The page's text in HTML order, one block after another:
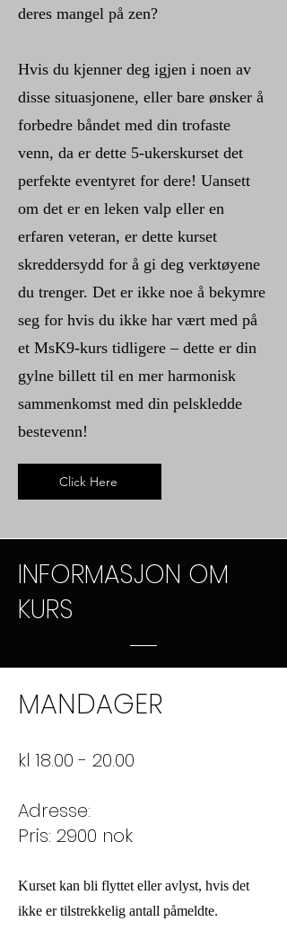
deres mangel på zen?
Hvis du kjenner deg igjen i noen av
disse situasjonene, eller bare ønsker å
forbedre båndet med din trofaste
venn, da er dette 5-ukerskurset det
perfekte eventyret for dere! Uansett
om det er en leken valp eller en
erfaren veteran, er dette kurset
skreddersydd for å gi deg verktøyene
du trenger. Det er ikke noe å bekymre
seg for hvis du ikke har vært med på
et MsK9-kurs tidligere – dette er din
gylne billett til en mer harmonisk
sammenkomst med din pelskledde
bestevenn!
Click Here
INFORMASJON OM
KURS
MANDAGER
kl 18.00 - 20.00
Adresse:
Pris: 2900 nok
Kurset kan bli flyttet eller avlyst, hvis det
ikke er tilstrekkelig antall påmeldte.